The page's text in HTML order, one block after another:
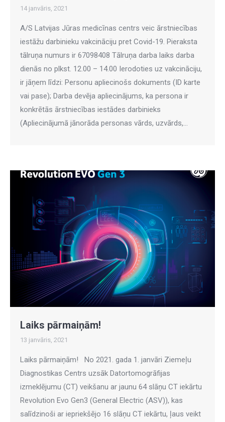
14 janvāris, 2021
A/S Latvijas Jūras medicīnas centrs veic ārstniecības
iestāžu darbinieku vakcināciju pret Covid-19. Pieraksta
tālruņa numurs ir 67098408 Tālruņa darba laiks darba
dienās no plkst. 12.00 – 14.00 Ierodoties uz vakcināciju,
ir jāņem līdzi: Personu apliecinošs dokuments (ID karte
vai pase); Darba devēja apliecinājums, ka persona ir
konkrētās ārstniecības iestādes darbinieks
(Apliecinājumā jānorāda personas vārds, uzvārds,…
Laiks pārmaiņām!
13 janvāris, 2021
Laiks pārmaiņām! No 2021. gada 1. janvāri Ziemeļu
Diagnostikas Centrs uzsāk Datortomogrāfijas
izmeklējumu (CT) veikšanu ar jaunu 64 slāņu CT iekārtu
Revolution Evo Gen3 (General Electric (ASV)), kas
salīdzinoši ar iepriekšējo 16 slāņu CT iekārtu, ļaus veikt